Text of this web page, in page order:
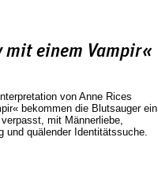
mit einem Vampir«
von Anne Rices
bekommen die Blutsauger ein
mit Männerliebe,
und quälender Identitätssuche.